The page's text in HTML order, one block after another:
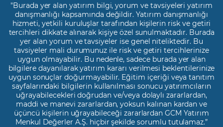
"Burada yer alan yatırım bilgi, yorum ve tavsiyeleri yatırım
danışmanlığı kapsamında değildir. Yatırım danışmanlığı
hizmeti, yetkili kuruluşlar tarafından kişilerin risk ve getiri
tercihleri dikkate alınarak kişiye özel sunulmaktadır. Burada
yer alan yorum ve tavsiyeler ise genel niteliktedir. Bu
tavsiyeler mali durumunuz ile risk ve getiri tercihlerinize
uygun olmayabilir. Bu nedenle, sadece burada yer alan
bilgilere dayanılarak yatırım kararı verilmesi beklentilerinize
uygun sonuçlar doğurmayabilir. Eğitim içeriği veya tanıtım
sayfalarındaki bilgilerin kullanılması sonucu yatırımcıların
uğrayabilecekleri doğrudan ve/veya dolaylı zararlardan,
maddi ve manevi zararlardan, yoksun kalınan kardan ve
üçüncü kişilerin uğrayabileceği zararlardan GCM Yatırım
Menkul Değerler A.Ş. hiçbir şekilde sorumlu tutulamaz.”